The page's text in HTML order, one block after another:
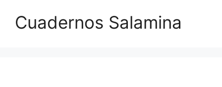
Cuadernos Salamina